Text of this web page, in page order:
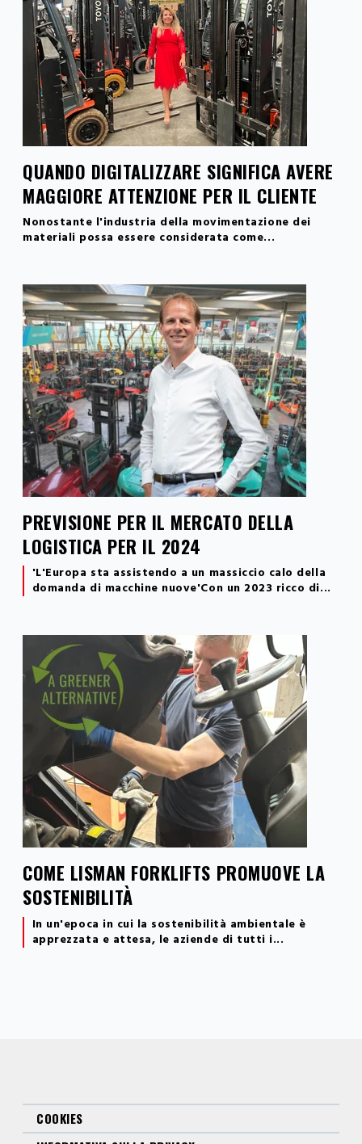
QUANDO DIGITALIZZARE SIGNIFICA AVERE
MAGGIORE ATTENZIONE PER IL CLIENTE
Nonostante l'industria della movimentazione dei
materiali possa essere considerata come...
PREVISIONE PER IL MERCATO DELLA
LOGISTICA PER IL 2024
'L'Europa sta assistendo a un massiccio calo della
domanda di macchine nuove'Con un 2023 ricco di...
COME LISMAN FORKLIFTS PROMUOVE LA
SOSTENIBILITÀ
In un'epoca in cui la sostenibilità ambientale è
apprezzata e attesa, le aziende di tutti i...
COOKIES